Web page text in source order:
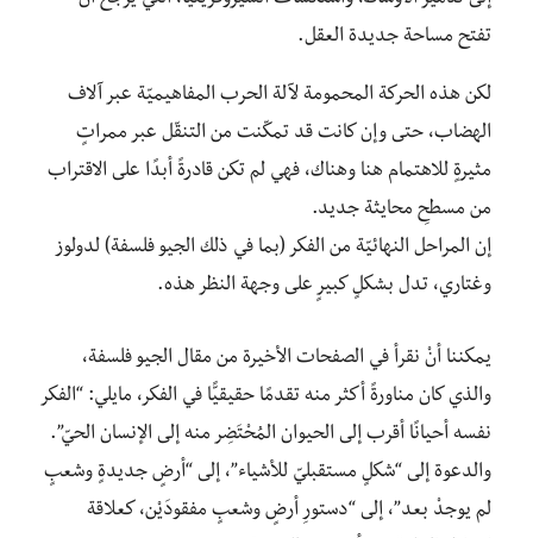
تفتح مساحة جديدة العقل.
لكن هذه الحركة المحمومة لآلة الحرب المفاهيميّة عبر آلاف
الهضاب، حتى وإن كانت قد تمكّنت من التنقّل عبر ممراتٍ
مثيرةٍ للاهتمام هنا وهناك، فهي لم تكن قادرةً أبدًا على الاقتراب
من مسطحِ محايثة جديد.
إن المراحل النهائيّة من الفكر (بما في ذلك الجيو فلسفة) لدولوز
وغتاري، تدل بشكلٍ كبيرٍ على وجهة النظر هذه.
يمكننا أنْ نقرأ في الصفحات الأخيرة من مقال الجيو فلسفة،
والذي كان مناورةً أكثر منه تقدمًا حقيقيًّا في الفكر، مايلي: “الفكر
نفسه أحيانًا أقرب إلى الحيوان المُحْتَضِر منه إلى الإنسان الحيّ”.
والدعوة إلى “شكلٍ مستقبليّ للأشياء”، إلى “أرضٍ جديدةٍ وشعبٍ
لم يوجدْ بعد”، إلى “دستورِ أرضٍ وشعبٍ مفقودَيْن، كعلاقة